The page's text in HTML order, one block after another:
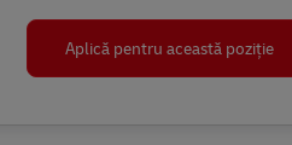
Aplică pentru această poziție